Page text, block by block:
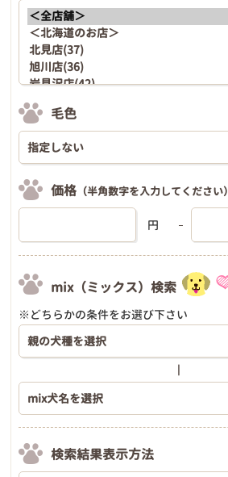
毛色
価格 （半角数字を入力してください）
円
mix（ミックス）検索
※どちらかの条件をお選び下さい
検索結果表示方法